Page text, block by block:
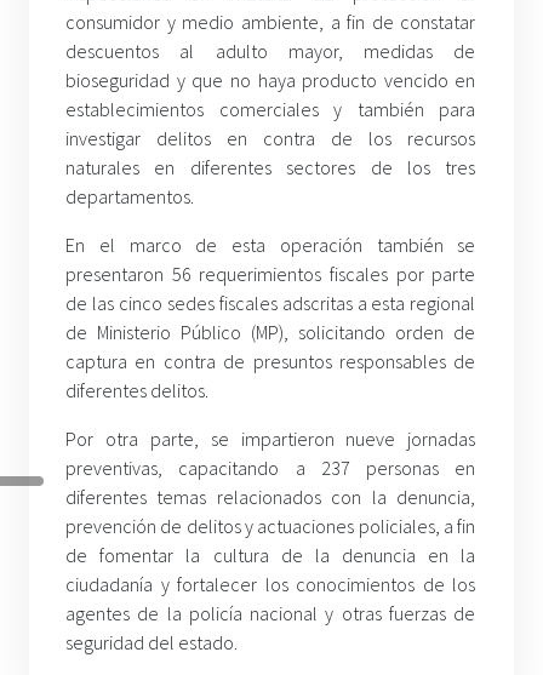
consumidor y medio ambiente, a fin de constatar
descuentos al adulto mayor, medidas de
bioseguridad y que no haya producto vencido en
establecimientos comerciales y también para
investigar delitos en contra de los recursos
naturales en diferentes sectores de los tres
departamentos.
En el marco de esta operación también se
presentaron 56 requerimientos fiscales por parte
de las cinco sedes fiscales adscritas a esta regional
de Ministerio Público (MP), solicitando orden de
captura en contra de presuntos responsables de
diferentes delitos.
Por otra parte, se impartieron nueve jornadas
preventivas, capacitando a 237 personas en
diferentes temas relacionados con la denuncia,
prevención de delitos y actuaciones policiales, a fin
de fomentar la cultura de la denuncia en la
ciudadanía y fortalecer los conocimientos de los
agentes de la policía nacional y otras fuerzas de
seguridad del estado.